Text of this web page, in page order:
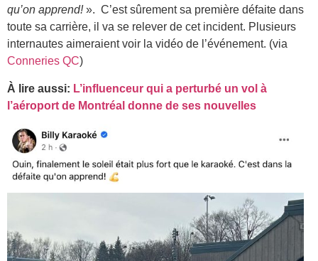
qu’on apprend!». C’est sûrement sa première défaite dans
toute sa carrière, il va se relever de cet incident. Plusieurs
internautes aimeraient voir la vidéo de l’événement. (via
Conneries QC)
À lire aussi: L’influenceur qui a perturbé un vol à
l’aéroport de Montréal donne de ses nouvelles